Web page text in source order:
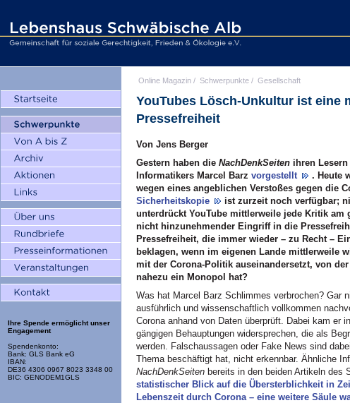
Ihre Spende ermöglicht unser
Engagement
Spendenkonto:
Bank: GLS Bank eG
IBAN:
DE36 4306 0967 8023 3348 00
BIC: GENODEM1GLS
Online Magazin / Schwerpunkte / Gesellschaft
YouTubes Lösch-Unkultur ist eine
Pressefreiheit
Von Jens Berger
Gestern haben die NachDenkSeiten ihren
Informatikers Marcel Barz vorgestellt . Heute
wegen eines angeblichen Verstoßes gegen die
Sicherheitskopie
ist zurzeit noch verfügbar;
unterdrückt YouTube mittlerweile jede Kritik am
nicht hinzunehmender Eingriff in die
Pressefreiheit, die immer wieder – zu Recht –
beklagen, wenn im eigenen Lande mittlerweile
mit der Corona-Politik auseinandersetzt, von
nahezu ein Monopol hat?
Was hat Marcel Barz Schlimmes verbrochen? Gar
ausführlich und wissenschaftlich vollkommen
Corona anhand von Daten überprüft. Dabei kam er
gängigen Behauptungen widersprechen, die als
werden. Falschaussagen oder Fake News sind
Thema beschäftigt hat, nicht erkennbar. Ähnliche
NachDenkSeiten bereits in den beiden Artikeln des
statistischer Blick auf die Übersterblichkeit in
Lebenszeit durch Corona – eine weitere Säule